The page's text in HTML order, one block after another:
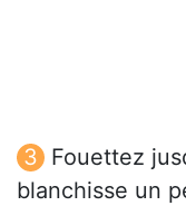
Fouettez
blanchisse un